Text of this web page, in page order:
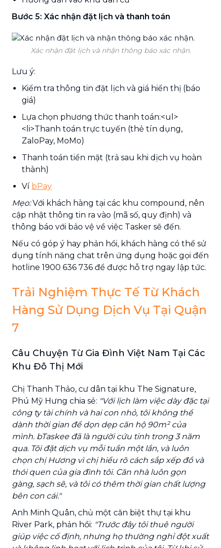
Bước 5: Xác nhận đặt lịch và thanh toán
Xác nhận đặt lịch và nhận thông báo xác nhận.
Lưu ý:
Kiểm tra thông tin đặt lịch và giá hiển thị (báo
giá)
Lựa chọn phương thức thanh toán:<ul>
<li>Thanh toán trực tuyến (thẻ tín dụng,
ZaloPay, MoMo)
Thanh toán tiền mặt (trả sau khi dịch vụ hoàn
thành)
Ví bPay
Mẹo:Với khách hàng tại các khu compound, nên
cập nhật thông tin ra vào (mã số, quy định) và
thông báo với bảo vệ về việc Tasker sẽ đến.
Nếu có góp ý hay phản hồi, khách hàng có thể sử
dụng tính năng chat trên ứng dụng hoặc gọi đến
hotline 1900 636 736 để được hỗ trợ ngay lập tức.
Trải Nghiệm Thực Tế Từ Khách
Hàng Sử Dụng Dịch Vụ Tại Quận
7
Câu Chuyện Từ Gia Đình Việt Nam Tại Các
Khu Đô Thị Mới
Chị Thanh Thảo, cư dân tại khu The Signature,
Phú Mỹ Hưng chia sẻ: "Với lịch làm việc dày đặc tại
công ty tài chính và hai con nhỏ, tôi không thể
dành thời gian để dọn dẹp căn hộ 90m² của
mình. bTaskee đã là người cứu tinh trong 3 năm
qua. Tôi đặt dịch vụ mỗi tuần một lần, và luôn
chọn chị Hương vì chị hiểu rõ cách sắp xếp đồ và
thói quen của gia đình tôi. Căn nhà luôn gọn
gàng, sạch sẽ, và tôi có thêm thời gian chất lượng
bên con cái."
Anh Minh Quân, chủ một căn biệt thự tại khu
River Park, phản hồi: "Trước đây tôi thuê người
giúp việc cố định, nhưng họ thường nghỉ đột xuất